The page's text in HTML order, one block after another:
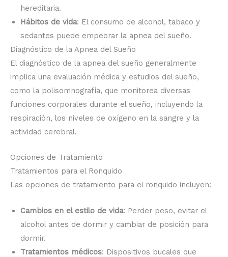
hereditaria.
Hábitos de vida: El consumo de alcohol, tabaco y
sedantes puede empeorar la apnea del sueño.
Diagnóstico de la Apnea del Sueño
El diagnóstico de la apnea del sueño generalmente
implica una evaluación médica y estudios del sueño,
como la polisomnografía, que monitorea diversas
funciones corporales durante el sueño, incluyendo la
respiración, los niveles de oxígeno en la sangre y la
actividad cerebral.
Opciones de Tratamiento
Tratamientos para el Ronquido
Las opciones de tratamiento para el ronquido incluyen:
Cambios en el estilo de vida: Perder peso, evitar el
alcohol antes de dormir y cambiar de posición para
dormir.
Tratamientos médicos: Dispositivos bucales que